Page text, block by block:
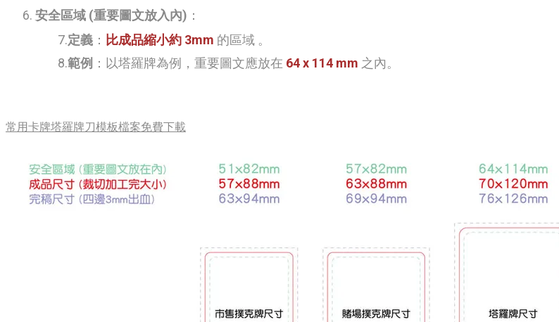
安全區域 (重要圖文放入內) ：
定義 ： 比成品縮小約 3mm 的區域 。
範例 ：以塔羅牌為例，重要圖文應放在 64 x 114 mm 之內。
常用卡牌塔羅牌刀模板檔案免費下載